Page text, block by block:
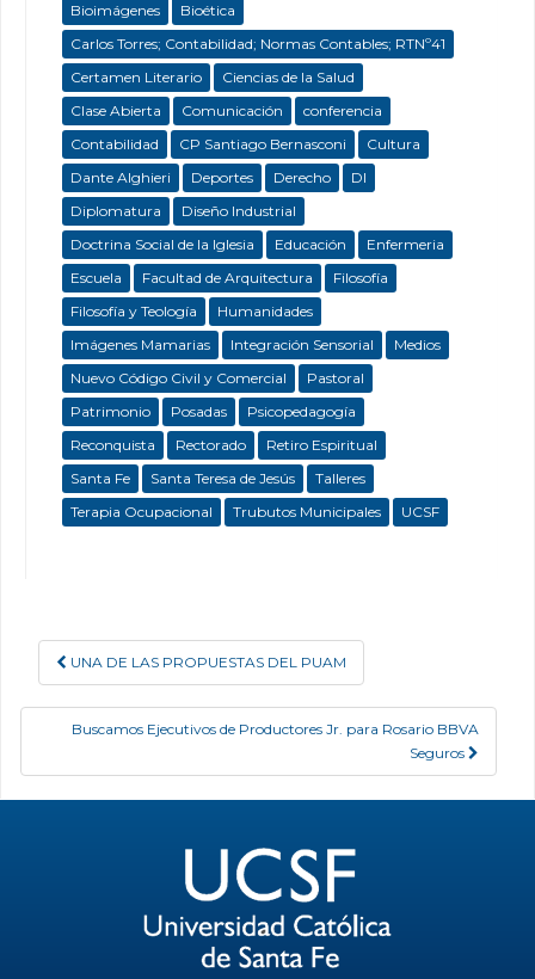
Bioimágenes
Bioética
Carlos Torres; Contabilidad; Normas Contables; RTNº41
Certamen Literario
Ciencias de la Salud
Clase Abierta
Comunicación
conferencia
Contabilidad
CP Santiago Bernasconi
Cultura
Dante Alghieri
Deportes Derecho
DI
Diplomatura
Diseño Industrial
Doctrina Social de la Iglesia
Educación
Enfermeria
Escuela
Facultad de Arquitectura
Filosofía
Filosofía y Teología
Humanidades
Imágenes Mamarias
Integración Sensorial
Medios
Nuevo Código Civil y Comercial
Pastoral
Patrimonio
Posadas
Psicopedagogía
Reconquista
Rectorado
Retiro Espiritual
Santa Fe
Santa Teresa de Jesús
Talleres
Terapia Ocupacional
Trubutos Municipales UCSF
Post navigation
UNA DE LAS PROPUESTAS DEL PUAM
Buscamos Ejecutivos de Productores Jr. para Rosario BBVA
Seguros